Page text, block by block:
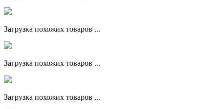
Загрузка похожих товаров ...
Загрузка похожих товаров ...
Загрузка похожих товаров ...